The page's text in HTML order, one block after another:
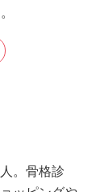
。骨格診